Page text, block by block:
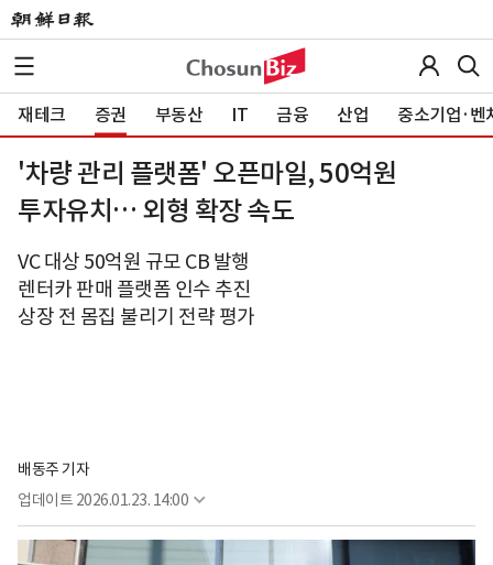
재테크 증권 부동산 IT 금융 산업 중소기업·벤
'차량 관리 플랫폼' 오픈마일, 50억원
투자유치… 외형 확장 속도
VC 대상 50억원 규모 CB 발행
렌터카 판매 플랫폼 인수 추진
상장 전 몸집 불리기 전략 평가
배동주 기자
업데이트 2026.01.23. 14:00